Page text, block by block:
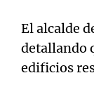
El alcalde
detallando
edificios